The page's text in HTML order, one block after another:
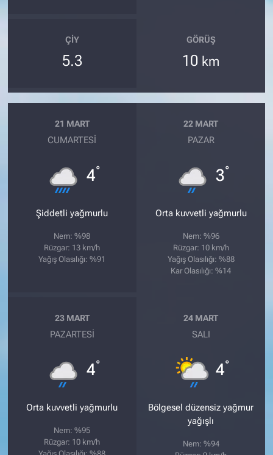
ÇIY
5.3
GÖRÜŞ
10 km
21 MART
CUMARTESI
4°
Şiddetli yağmurlu
Nem: %98
Rüzgar: 13 km/h
Yağış Olasılığı: %91
22 MART
PAZAR
3°
Orta kuvvetli yağmurlu
Nem: %96
Rüzgar: 10 km/h
Yağış Olasılığı: %88
Kar Olasılığı: %14
23 MART
PAZARTESI
4°
Orta kuvvetli yağmurlu
Nem: %95
Rüzgar: 10 km/h
24 MART
SALI
4°
Bölgesel düzensiz yağmur
yağışlı
Nem: %94